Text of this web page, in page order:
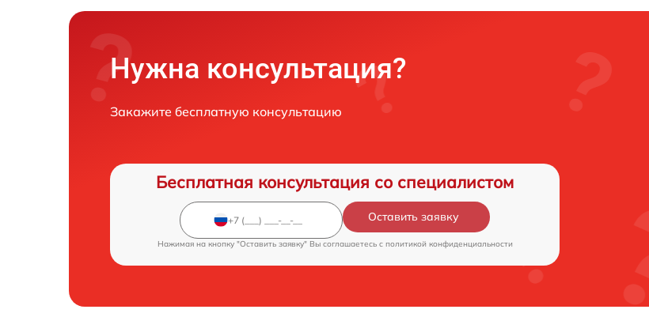
Нужна консультация?
Закажите бесплатную консультацию
Бесплатная консультация со специалистом
Оставить заявку
Нажимая на кнопку "Оставить заявку" Вы соглашаетесь c политикой конфиденциальности